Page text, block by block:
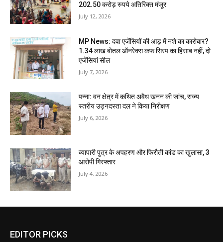
202.50 करोड़ रुपये अतिरिक्त मंजूर
July 12, 2026
MP News: दवा एजेंसियों की आड़ में नशे का कारोबार?
1.34 लाख बोतल ऑनरेक्स कफ सिरप का हिसाब नहीं, दो
एजेंसियां सील
July 7, 2026
पन्ना: वन क्षेत्र में कथित अवैध खनन की जांच, राज्य
स्तरीय उड़नदस्ता दल ने किया निरीक्षण
July 6, 2026
व्यापारी पुत्र के अपहरण और फिरौती कांड का खुलासा, 3
आरोपी गिरफ्तार
July 4, 2026
EDITOR PICKS